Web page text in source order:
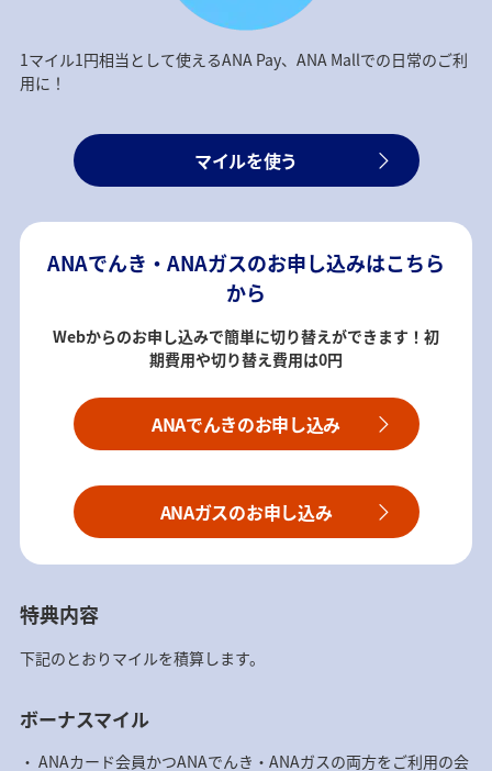
1マイル1円相当として使えるANA Pay、ANA Mallでの日常のご利
用に！
マイルを使う
ANAでんき・ANAガスのお申し込みはこちら
から
Webからのお申し込みで簡単に切り替えができます！初
期費用や切り替え費用は0円
ANAでんきのお申し込み
ANAガスのお申し込み
特典内容
下記のとおりマイルを積算します。
ボーナスマイル
ANAカード会員かつANAでんき・ANAガスの両方をご利用の会